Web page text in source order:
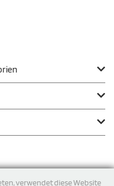
verwendet diese Website